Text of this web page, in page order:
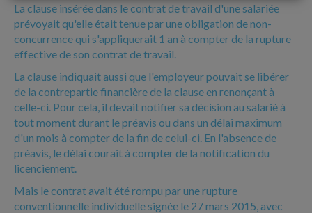
La clause insérée dans le contrat de travail d'une salariée
prévoyait qu'elle était tenue par une obligation de non-
concurrence qui s'appliquerait 1 an à compter de la rupture
effective de son contrat de travail.
La clause indiquait aussi que l'employeur pouvait se libérer
de la contrepartie financière de la clause en renonçant à
celle-ci. Pour cela, il devait notifier sa décision au salarié à
tout moment durant le préavis ou dans un délai maximum
d'un mois à compter de la fin de celui-ci. En l'absence de
préavis, le délai courait à compter de la notification du
licenciement.
Mais le contrat avait été rompu par une rupture
conventionnelle individuelle signée le 27 mars 2015, avec